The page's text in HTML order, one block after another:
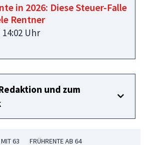
in 2026: Diese Steuer-Falle
Rentner
14:02 Uhr
und zum
63 FRÜHRENTE AB 64